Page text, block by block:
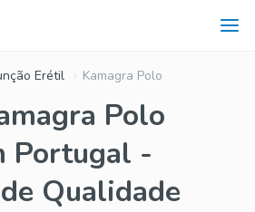
Erétil Kamagra Polo
Polo
Portugal -
Qualidade